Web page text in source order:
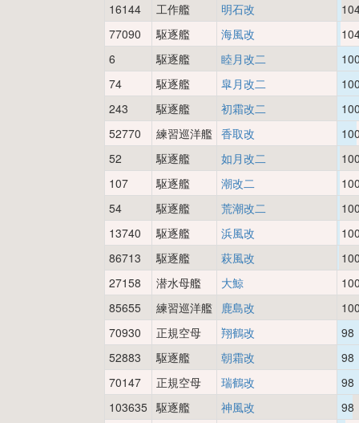
16144
工作艦 明石改
77090
駆逐艦 海風改
6
駆逐艦 睦月改二
74
駆逐艦 皐月改二
243
駆逐艦 初霜改二
52770
練習巡洋艦 香取改
52
駆逐艦 如月改二
107
駆逐艦 潮改二
54
駆逐艦 荒潮改二
13740
駆逐艦 浜風改
86713
駆逐艦 萩風改
27158
潜水母艦 大鯨
85655
練習巡洋艦 鹿島改
70930
正規空母 翔鶴改
98
52883
駆逐艦 朝霜改
98
70147
正規空母 瑞鶴改
98
103635 駆逐艦 神風改
98